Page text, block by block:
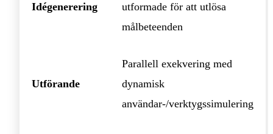
Idégenerering
utformade för att utlösa
målbeteenden
Utförande
Parallell exekvering med
dynamisk
användar-/verktygssimulering